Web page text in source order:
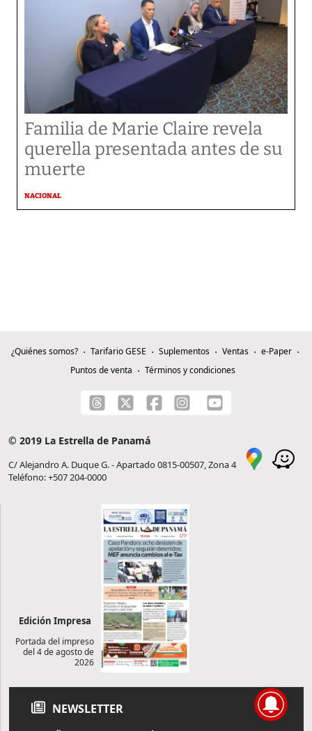
Familia de Marie Claire revela
querella presentada antes de su
muerte
NACIONAL
¿Quiénes somos? Tarifario GESE Suplementos Ventas
e-Paper
Puntos de venta
Términos y condiciones
© 2019 La Estrella de Panamá
C/ Alejandro A. Duque G. - Apartado 0815-00507, Zona 4
Teléfono: +507 204-0000
Edición Impresa
Portada del impreso
del 4 de agosto de
2026
NEWSLETTER